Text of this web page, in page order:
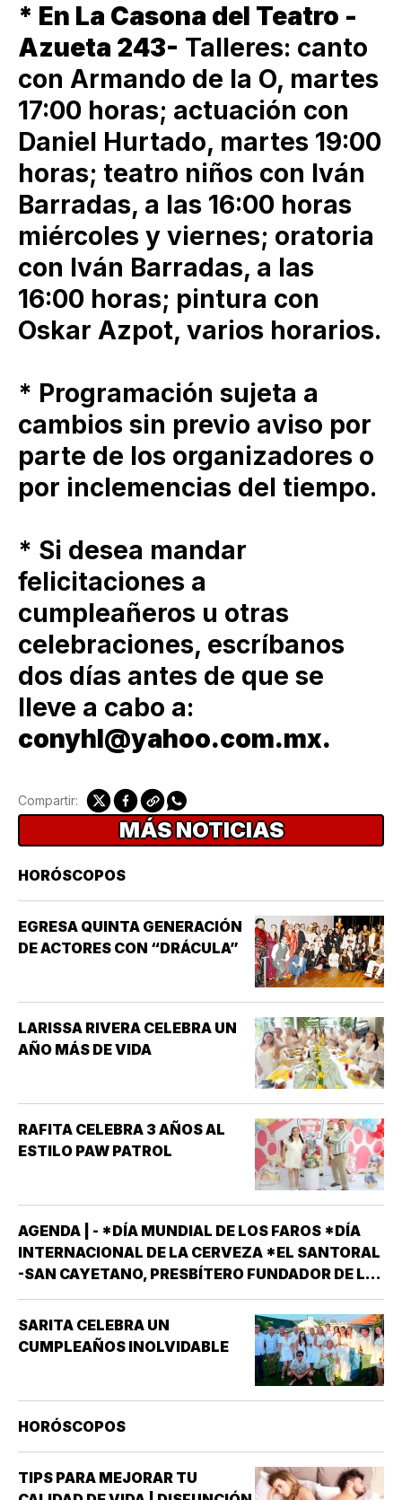
* En La Casona del Teatro -
Azueta 243- Talleres: canto
con Armando de la O, martes
17:00 horas; actuación con
Daniel Hurtado, martes 19:00
horas; teatro niños con Iván
Barradas, a las 16:00 horas
miércoles y viernes; oratoria
con Iván Barradas, a las
16:00 horas; pintura con
Oskar Azpot, varios horarios.
* Programación sujeta a
cambios sin previo aviso por
parte de los organizadores o
por inclemencias del tiempo.
* Si desea mandar
felicitaciones a
cumpleañeros u otras
celebraciones, escríbanos
dos días antes de que se
lleve a cabo a:
conyhl@yahoo.com.mx.
Compartir:
MÁS NOTICIAS
HORÓSCOPOS
EGRESA QUINTA GENERACIÓN
DE ACTORES CON “DRÁCULA”
LARISSA RIVERA CELEBRA UN
AÑO MÁS DE VIDA
RAFITA CELEBRA 3 AÑOS AL
ESTILO PAW PATROL
AGENDA | - *DÍA MUNDIAL DE LOS FAROS *DÍA
INTERNACIONAL DE LA CERVEZA *EL SANTORAL
-SAN CAYETANO, PRESBÍTERO FUNDADOR DE LA
ORDEN DE LOS TEATINOS. SANTOS Y MÁRTIRES
SIXTO II PAPA MÁRTIR Y SUS DISCÍPULOS
FELICÍSIMO Y AGAPITO. SAN MIGUEL DE LA
SARITA CELEBRA UN
CUMPLEAÑOS INOLVIDABLE
HORÓSCOPOS
TIPS PARA MEJORAR TU